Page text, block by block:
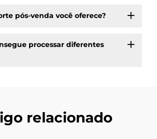
pós-venda você oferece?
processar diferentes
relacionado